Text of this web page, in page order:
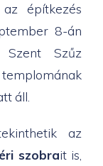
építkezés
8-án
Szűz
áll.
az
szobrait is,